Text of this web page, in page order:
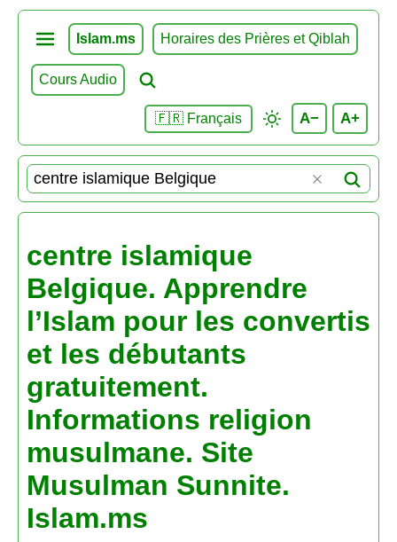
Islam.ms Horaires des Prières et Qiblah
Cours Audio
🇫🇷 Français A− A+
centre islamique
Belgique. Apprendre
l’Islam pour les convertis
et les débutants
gratuitement.
Informations religion
musulmane. Site
Musulman Sunnite.
Islam.ms